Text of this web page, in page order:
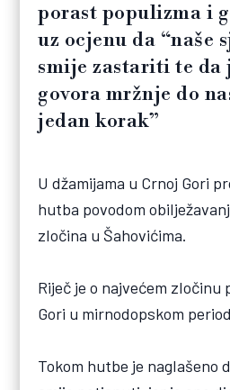
porast populizma i
uz ocjenu da “naše
smije zastariti te da
govora mržnje do
jedan korak”
U džamijama u Crnoj Gori
hutba povodom
zločina u Šahovićima.
Riječ je o najvećem zločinu
Gori u mirnodopskom
Tokom hutbe je naglašeno